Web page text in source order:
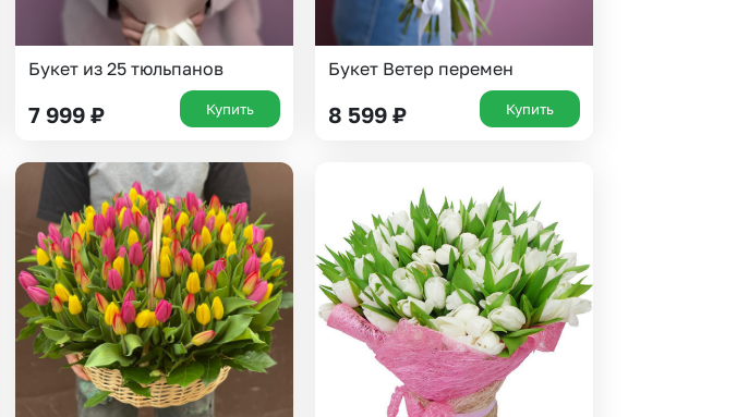
Букет из 25 тюльпанов
7 999 ₽ Купить
Букет Ветер перемен
8 599 ₽ Купить